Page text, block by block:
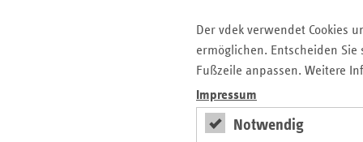
Der vdek verwendet Cookies
ermöglichen. Entscheiden
Fußzeile anpassen. Weitere
Impressum
Notwendig
Seitenleiste
mit
weiteren
Informationen
Auf einen Blick
Veranstaltungen
Pressemitteilungen